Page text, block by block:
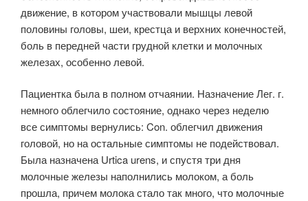
движение, в котором участвовали мышцы левой
половины головы, шеи, крестца и верхних конечностей,
боль в передней части грудной клетки и молочных
железах, особенно левой.
Пациентка была в полном отчаянии. Назначение Лег. г.
немного облегчило состояние, однако через неделю
все симптомы вернулись: Con. облегчил движения
головой, но на остальные симптомы не подействовал.
Была назначена Urtica urens, и спустя три дня
молочные железы наполнились молоком, а боль
прошла, причем молока стало так много, что молочные